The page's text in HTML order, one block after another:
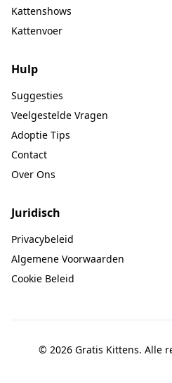
Kattenshows
Kattenvoer
Hulp
Suggesties
Veelgestelde Vragen
Adoptie Tips
Contact
Over Ons
Juridisch
Privacybeleid
Algemene Voorwaarden
Cookie Beleid
© 2026 Gratis Kittens. Alle